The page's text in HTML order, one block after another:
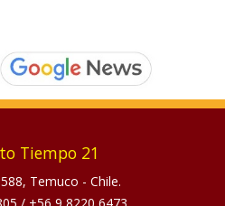
Tiempo 21
Temuco - Chile.